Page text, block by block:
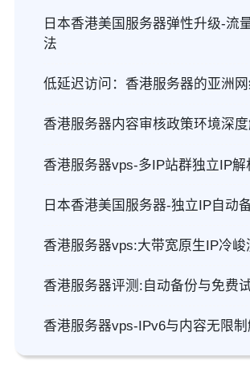
日本香港美国服务器弹性升级-流
法
低延迟访问：香港服务器的亚洲
香港服务器内容审核政策环境深
香港服务器vps-多IP站群独立IP解
日本香港美国服务器-独立IP自动
香港服务器vps:大带宽原生IP冷峻
香港服务器评测:自动备份与免费
香港服务器vps-IPv6与内容无限制